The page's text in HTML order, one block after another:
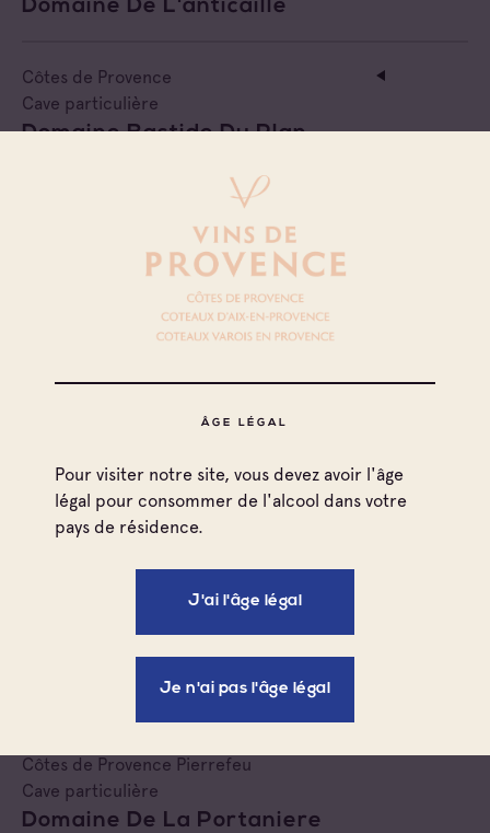
ÂGE LÉGAL
Pour visiter notre site, vous devez avoir l'âge
légal pour consommer de l'alcool dans votre
pays de résidence.
J'ai l'âge légal
Je n'ai pas l'âge légal
Domaine De L'anticaille
Côtes de Provence
Cave particulière
Domaine Bastide Du Plan
Côtes de Provence Fréjus
Cave particulière
Domaine Réal Saint Jean
Cave particulière
Domaine De L'estagnol
Côtes de Provence
Cave particulière
Domaine St Victorin
Cave particulière
Côtes de Provence Pierrefeu
Cave particulière
Domaine De La Portaniere